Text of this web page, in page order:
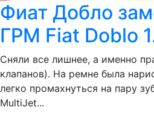
Фиат Добло
ГРМ Fiat Doblo
Сняли все лишнее, а именно
клапанов). На ремне была
легко промахнуться на пару
MultiJet...